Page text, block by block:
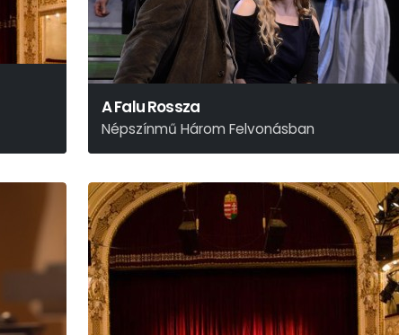
A Falu Rossza
Népszínmű Három Felvonásban
Tóth Ede Után És Helyett Kovács Márton – Mohácsi